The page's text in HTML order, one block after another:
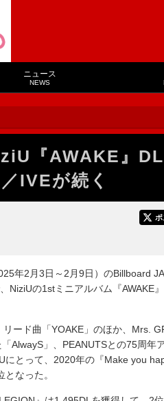
ニュース
NEWS
『AWAKE』
IVEが続く
ポ
年2月3日～2月9日）のBillboard
NiziUの1stミニアルバム『AWAKE
ード曲「YOAKE」のほか、Mrs.
AlwayS」、PEANUTSとの75周年
にとって、2020年の『Make you
なった。